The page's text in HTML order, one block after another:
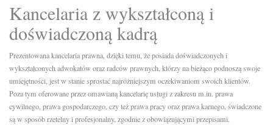
Kancelaria z wykształconą i
doświadczoną kadrą
Prezentowana kancelaria prawna, dzięki temu, że posiada doświadczonych i
wykształconych adwokatów oraz radców prawnych, którzy na bieżąco podnoszą swoje
umiejętności, jest w stanie sprostać najróżniejszym oczekiwaniom swoich klientów.
Poza tym oferowane przez omawianą kancelarię usługi z zakresu m.in. prawa
cywilnego, prawa gospodarczego, czy też prawa pracy oraz prawa karnego, świadczone
są w sposób rzetelny i profesjonalny, zgodnie z obowiązującymi przepisami.